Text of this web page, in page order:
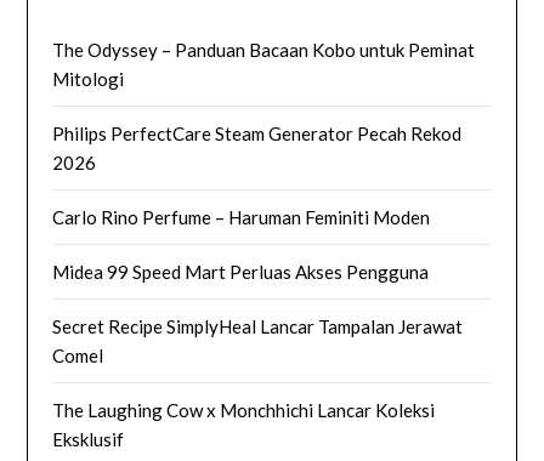
The Odyssey – Panduan Bacaan Kobo untuk Peminat
Mitologi
Philips PerfectCare Steam Generator Pecah Rekod
2026
Carlo Rino Perfume – Haruman Feminiti Moden
Midea 99 Speed Mart Perluas Akses Pengguna
Secret Recipe SimplyHeal Lancar Tampalan Jerawat
Comel
The Laughing Cow x Monchhichi Lancar Koleksi
Eksklusif